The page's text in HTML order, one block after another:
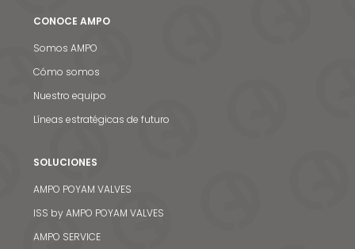
CONOCE AMPO
Somos AMPO
Cómo somos
Nuestro equipo
Líneas estratégicas de futuro
SOLUCIONES
AMPO POYAM VALVES
ISS by AMPO POYAM VALVES
AMPO SERVICE